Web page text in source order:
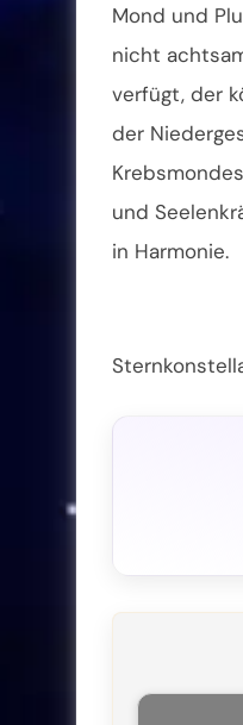
Mond und
nicht
verfügt, der
der
und
in Harmonie.